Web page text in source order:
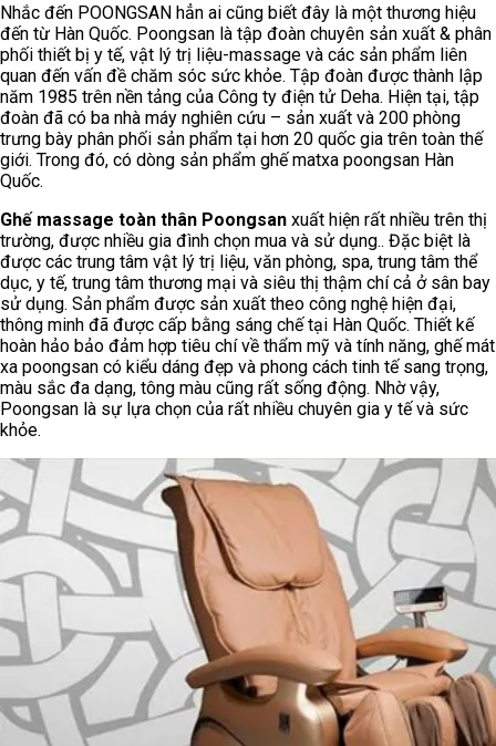
Nhắc đến POONGSAN hẳn ai cũng biết đây là một thương hiệu
đến từ Hàn Quốc. Poongsan là tập đoàn chuyên sản xuất & phân
phối thiết bị y tế, vật lý trị liệu-massage và các sản phẩm liên
quan đến vấn đề chăm sóc sức khỏe. Tập đoàn được thành lập
năm 1985 trên nền tảng của Công ty điện tử Deha. Hiện tại, tập
đoàn đã có ba nhà máy nghiên cứu – sản xuất và 200 phòng
trưng bày phân phối sản phẩm tại hơn 20 quốc gia trên toàn thế
giới. Trong đó, có dòng sản phẩm ghế matxa poongsan Hàn
Quốc.
Ghế massage toàn thân Poongsan xuất hiện rất nhiều trên thị
trường, được nhiều gia đình chọn mua và sử dụng.. Đặc biệt là
được các trung tâm vật lý trị liệu, văn phòng, spa, trung tâm thể
dục, y tế, trung tâm thương mại và siêu thị thậm chí cả ở sân bay
sử dụng. Sản phẩm được sản xuất theo công nghệ hiện đại,
thông minh đã được cấp bằng sáng chế tại Hàn Quốc. Thiết kế
hoàn hảo bảo đảm hợp tiêu chí về thẩm mỹ và tính năng, ghế mát
xa poongsan có kiểu dáng đẹp và phong cách tinh tế sang trọng,
màu sắc đa dạng, tông màu cũng rất sống động. Nhờ vậy,
Poongsan là sự lựa chọn của rất nhiều chuyên gia y tế và sức
khỏe.